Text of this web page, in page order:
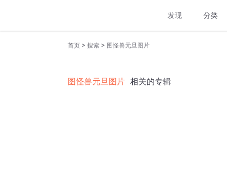
发现 分类
首页 > 搜索 > 图怪兽元旦图片
图怪兽元旦图片 相关的专辑